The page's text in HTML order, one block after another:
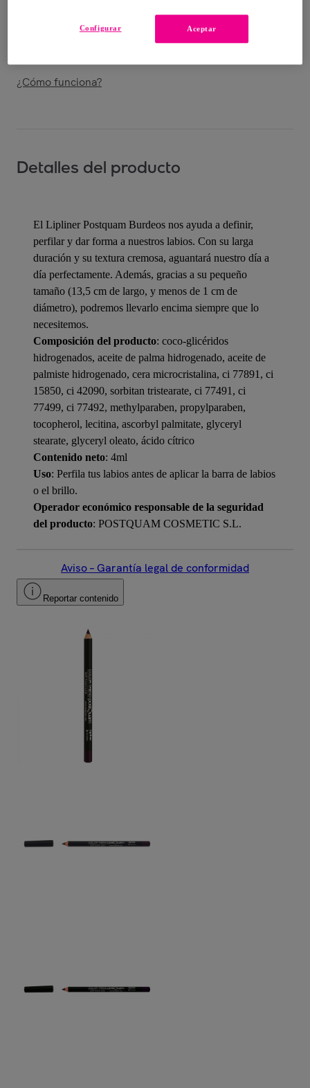
y el16/08
¿Cómo funciona?
Detalles del producto
El Lipliner Postquam Burdeos nos ayuda a definir,
perfilar y dar forma a nuestros labios. Con su larga
duración y su textura cremosa, aguantará nuestro día a
día perfectamente. Además, gracias a su pequeño
tamaño (13,5 cm de largo, y menos de 1 cm de
diámetro), podremos llevarlo encima siempre que lo
necesitemos.
Composición del producto: coco-glicéridos
hidrogenados, aceite de palma hidrogenado, aceite de
palmiste hidrogenado, cera microcristalina, ci 77891, ci
15850, ci 42090, sorbitan tristearate, ci 77491, ci
77499, ci 77492, methylparaben, propylparaben,
tocopherol, lecitina, ascorbyl palmitate, glyceryl
stearate, glyceryl oleato, ácido cítrico
Contenido neto: 4ml
Uso: Perfila tus labios antes de aplicar la barra de labios
o el brillo.
Operador económico responsable de la seguridad
del producto: POSTQUAM COSMETIC S.L.
Aviso – Garantía legal de conformidad
Reportar contenido
Aceptar
Configurar